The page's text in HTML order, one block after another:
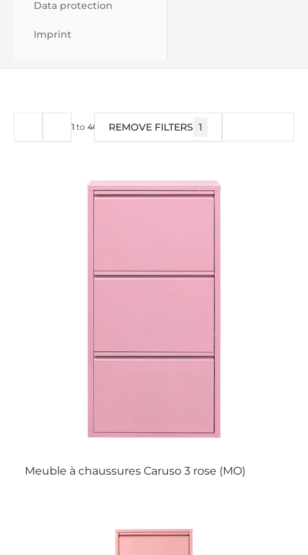
Data protection
Imprint
1 to 40 of103
REMOVE FILTERS 1
Meuble à chaussures Caruso 3 rose (MO)